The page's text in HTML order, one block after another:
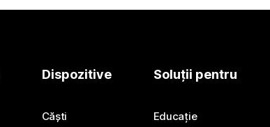
Aveți nevoie de un răspuns?
Trimiteți o întrebare
Dispozitive
Căști
Soluții pentru
Educație